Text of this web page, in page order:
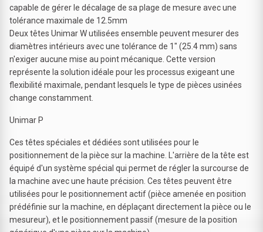
capable de gérer le décalage de sa plage de mesure avec une
tolérance maximale de 12.5mm
Deux têtes Unimar W utilisées ensemble peuvent mesurer des
diamètres intérieurs avec une tolérance de 1" (25.4 mm) sans
n'exiger aucune mise au point mécanique. Cette version
représente la solution idéale pour les processus exigeant une
flexibilité maximale, pendant lesquels le type de pièces usinées
change constamment.
Unimar P
Ces têtes spéciales et dédiées sont utilisées pour le
positionnement de la pièce sur la machine. L'arrière de la tête est
équipé d'un système spécial qui permet de régler la surcourse de
la machine avec une haute précision. Ces têtes peuvent être
utilisées pour le positionnement actif (pièce amenée en position
prédéfinie sur la machine, en déplaçant directement la pièce ou le
mesureur), et le positionnement passif (mesure de la position